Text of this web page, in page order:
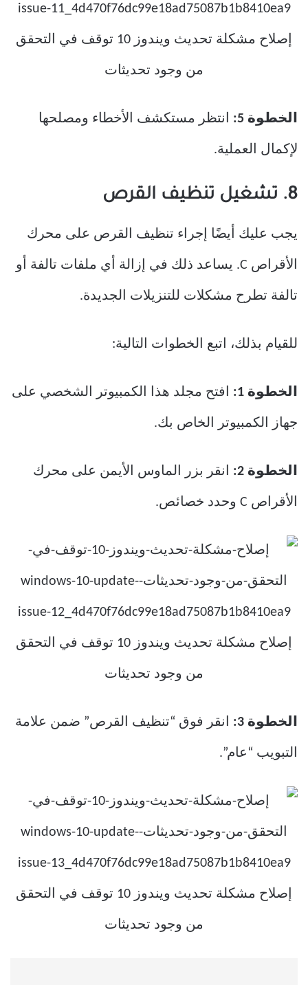
الخطوة 5: انتظر مستكشف الأخطاء ومصلحها
لإكمال العملية.
8. تشغيل تنظيف القرص
يجب عليك أيضًا إجراء تنظيف القرص على محرك
الأقراص C. يساعد ذلك في إزالة أي ملفات تالفة أو
تالفة تطرح مشكلات للتنزيلات الجديدة.
للقيام بذلك، اتبع الخطوات التالية:
الخطوة 1: افتح مجلد هذا الكمبيوتر الشخصي على
جهاز الكمبيوتر الخاص بك.
الخطوة 2: انقر بزر الماوس الأيمن على محرك
الأقراص C وحدد خصائص.
الخطوة 3: انقر فوق “تنظيف القرص” ضمن علامة
التبويب “عام”.